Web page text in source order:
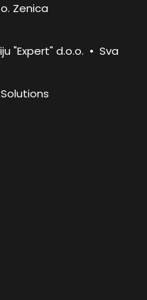
Zenica
"Expert" d.o.o. • Sva